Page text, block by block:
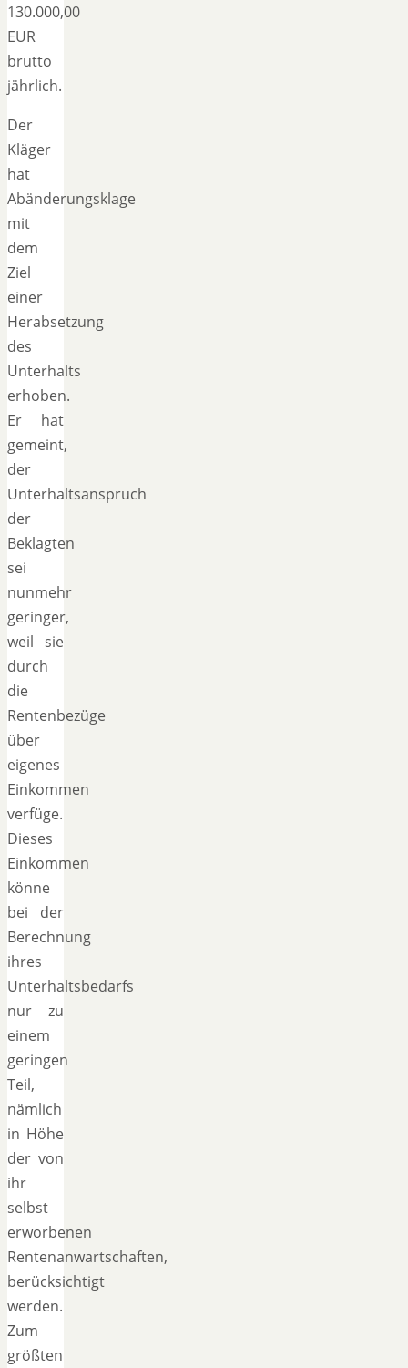
130.000,00
EUR
brutto
jährlich.
Der
Kläger
hat
Abänderungsklage
mit
dem
Ziel
einer
Herabsetzung
des
Unterhalts
erhoben.
Er hat
gemeint,
der
Unterhaltsanspruch
der
Beklagten
sei
nunmehr
geringer,
weil sie
durch
die
Rentenbezüge
über
eigenes
Einkommen
verfüge.
Dieses
Einkommen
könne
bei der
Berechnung
ihres
Unterhaltsbedarfs
nur zu
einem
geringen
Teil,
nämlich
in Höhe
der von
ihr
selbst
erworbenen
Rentenanwartschaften,
berücksichtigt
werden.
Zum
größten